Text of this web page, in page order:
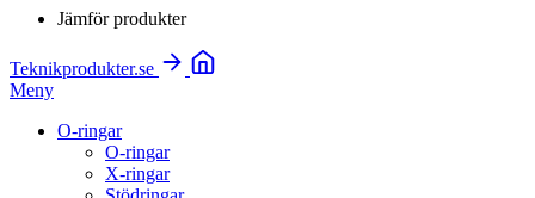
Jämför produkter
Teknikprodukter.se
Meny
O-ringar
O-ringar
X-ringar